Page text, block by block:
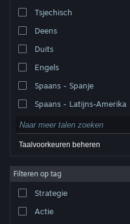
© Valve Corporation. Alle rechten
handelsmerken zijn eigendom van hun
Privacybeleid|Juridische informatie
Toegankelijkheid
|
Terugbetalingen
Tsjechisch
Deens
Duits
Engels
Spaans - Spanje
Spaans - Latijns-Amerika
Taalvoorkeuren beheren
Filteren op tag
Strategie
Actie